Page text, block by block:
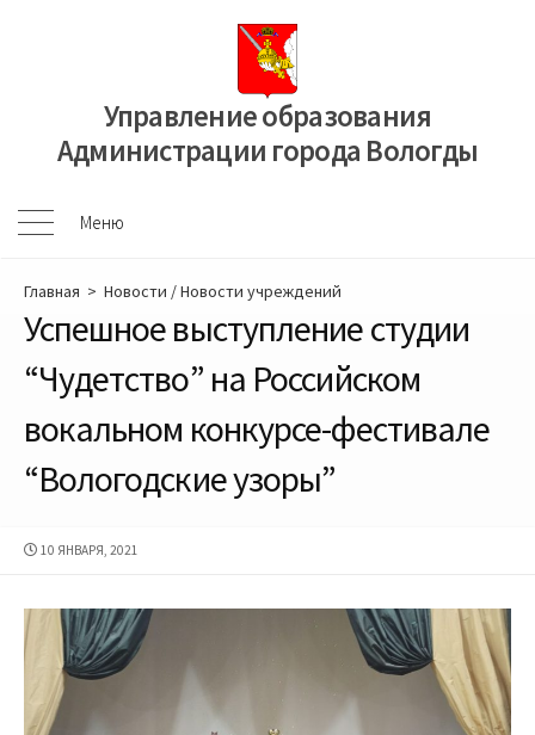
Управление образования
Администрации города Вологды
Меню
Меню
Главная > Новости /Новости учреждений
Успешное выступление студии
“Чудетство” на Российском
вокальном конкурсе-фестивале
“Вологодские узоры”
ДАТА
10 ЯНВАРЯ, 2021